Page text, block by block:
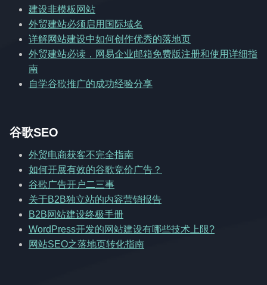
建设非模板网站
外贸建站必须启用国际域名
详解网站建设中如何创作优秀的落地页
外贸建站必读，网易企业邮箱免费版注册和使用详细指
南
自学谷歌推广的成功经验分享
谷歌SEO
外贸电商获客不完全指南
如何开展有效的谷歌竞价广告？
谷歌广告开户二三事
关于B2B独立站的内容营销报告
B2B网站建设终极手册
WordPress开发的网站建设有哪些技术上限?
网站SEO之落地页转化指南